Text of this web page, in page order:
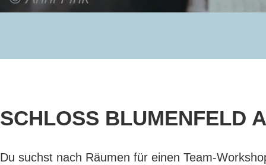
SCHLOSS BLUMENFELD
Du suchst nach Räumen für einen Team-